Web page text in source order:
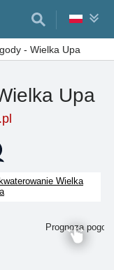
- Wielka Upa
Upa
Wielka